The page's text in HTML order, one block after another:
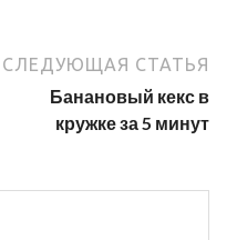
СЛЕДУЮЩАЯ СТАТЬЯ
Банановый кекс в
кружке за 5 минут